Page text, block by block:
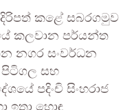
කළේ සබරගමුව
කලවාන පර්යන්ත
නගර සංවර්ධන
පිටිගල සහ
පදිංචි සිංහරාජ
ඉතා හොඳ